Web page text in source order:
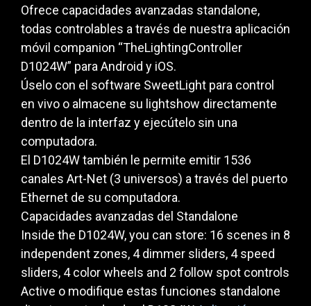
Ofrece capacidades avanzadas standalone,
todas controlables a través de nuestra aplicación
móvil companion “TheLightingController
D1024W” para Android y iOS.
Úselo con el software SweetLight para control
en vivo o almacene su lightshow directamente
dentro de la interfaz y ejecútelo sin una
computadora.
El D1024W también le permite emitir 1536
canales Art-Net (3 universos) a través del puerto
Ethernet de su computadora.
Capacidades avanzadas del Standalone
Inside the D1024W, you can store: 16 scenes in 8
independent zones, 4 dimmer sliders, 4 speed
sliders, 4 color wheels and 2 follow spot controls
Active o modifique estas funciones standalone